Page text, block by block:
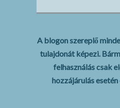
A blogon szereplő
tulajdonát képezi.
felhasználás csak
hozzájárulás